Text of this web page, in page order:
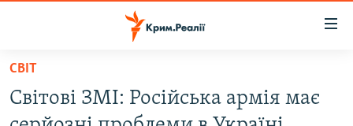
Перейти
основного
матеріалу
СВІТ
Світові ЗМІ: Російська армія має